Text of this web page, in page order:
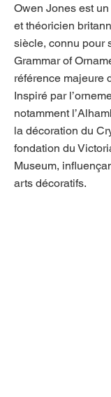
Owen Jones est
et théoricien
siècle, connu pour
Grammar of
référence majeure
Inspiré par
notamment
la décoration du
fondation du
Museum,
arts décoratifs.